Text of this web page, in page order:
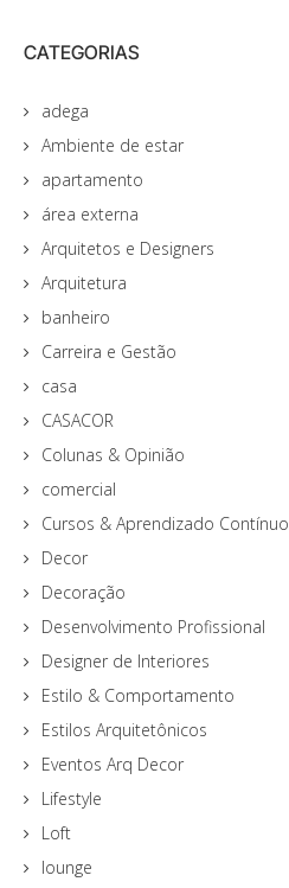
CATEGORIAS
adega
Ambiente de estar
apartamento
área externa
Arquitetos e Designers
Arquitetura
banheiro
Carreira e Gestão
casa
CASACOR
Colunas & Opinião
comercial
Cursos & Aprendizado Contínuo
Decor
Decoração
Desenvolvimento Profissional
Designer de Interiores
Estilo & Comportamento
Estilos Arquitetônicos
Eventos Arq Decor
Lifestyle
Loft
lounge